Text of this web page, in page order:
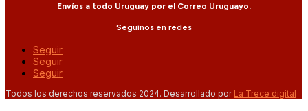
Envíos a todo Uruguay por el Correo Uruguayo.
Seguínos en redes
Seguir
Seguir
Seguir
Todos los derechos reservados 2024. Desarrollado por La Trece digital